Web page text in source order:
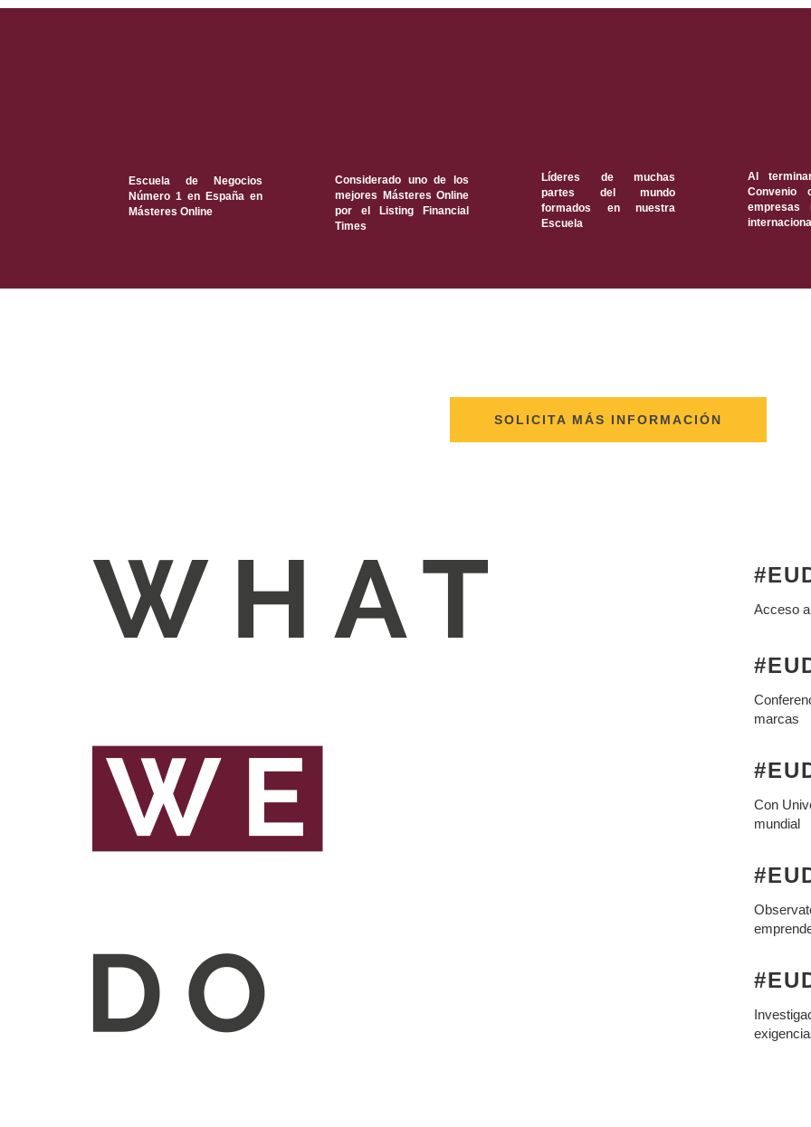
Escuela de Negocios
Número 1 en España en
Másteres Online
Considerado uno de los
mejores Másteres Online
por el Listing Financial
Times
Líderes de muchas
partes del mundo
formados en nuestra
Escuela
Al
Convenio
empresas
SOLICITA MÁS INFORMACIÓN
Acceso
marcas
Con
mundial